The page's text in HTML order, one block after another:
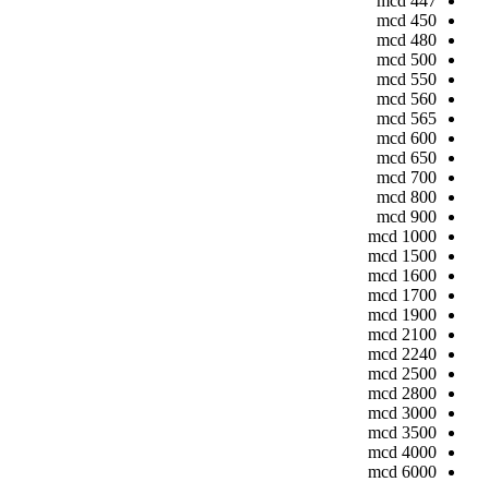
450
mcd
480
mcd
500
mcd
550
mcd
560
mcd
565
mcd
600
mcd
650
mcd
700
mcd
800
mcd
900
mcd
1000
mcd
1500
mcd
1600
mcd
1700
mcd
1900
mcd
2100
mcd
2240
mcd
2500
mcd
2800
mcd
3000
mcd
3500
mcd
4000
mcd
6000
mcd